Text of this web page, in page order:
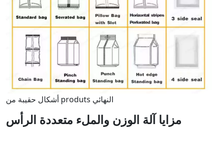
أشكال حقيبة من produts النهائي
مزايا آلة الوزن والملء متعددة الرأس